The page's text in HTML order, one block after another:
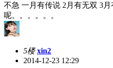
不急 一月有传说 2月有无双 3
呢。。。。。。
5楼 xin2
2014-12-23 12:29